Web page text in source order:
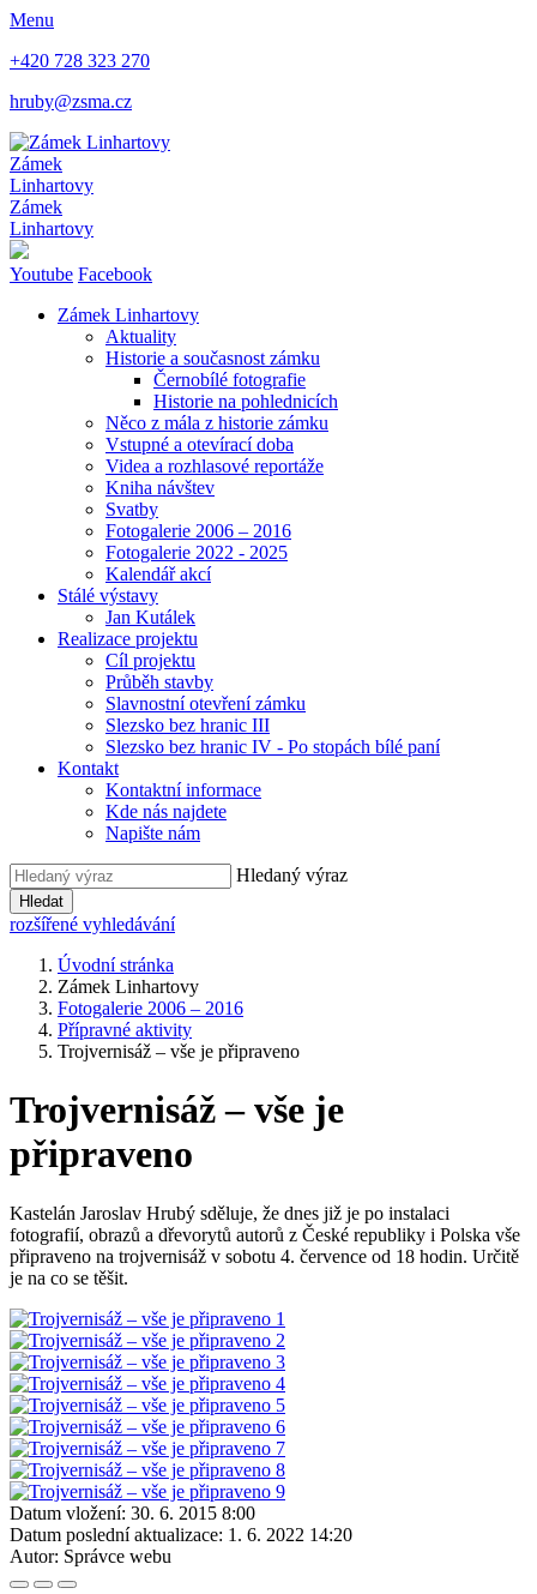
Menu
+420 728 323 270
hruby@zsma.cz
Zámek
Linhartovy
Zámek
Linhartovy
Youtube Facebook
Zámek Linhartovy
Aktuality
Historie a současnost zámku
Černobílé fotografie
Historie na pohlednicích
Něco z mála z historie zámku
Vstupné a otevírací doba
Videa a rozhlasové reportáže
Kniha návštev
Svatby
Fotogalerie 2006 – 2016
Fotogalerie 2022 - 2025
Kalendář akcí
Stálé výstavy
Jan Kutálek
Realizace projektu
Cíl projektu
Průběh stavby
Slavnostní otevření zámku
Slezsko bez hranic III
Slezsko bez hranic IV - Po stopách bílé paní
Kontakt
Kontaktní informace
Kde nás najdete
Napište nám
Hledaný výraz
Hledat
rozšířené vyhledávání
Úvodní stránka
Zámek Linhartovy
Fotogalerie 2006 – 2016
Přípravné aktivity
Trojvernisáž – vše je připraveno
Trojvernisáž – vše je
připraveno
Kastelán Jaroslav Hrubý sděluje, že dnes již je po instalaci
fotografií, obrazů a dřevorytů autorů z České republiky i Polska vše
připraveno na trojvernisáž v sobotu 4. července od 18 hodin. Určitě
je na co se těšit.
Datum vložení: 30. 6. 2015 8:00
Datum poslední aktualizace: 1. 6. 2022 14:20
Autor: Správce webu